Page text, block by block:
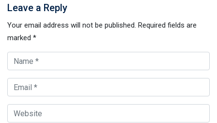
Leave a Reply
Your email address will not be published. Required fields are
marked *